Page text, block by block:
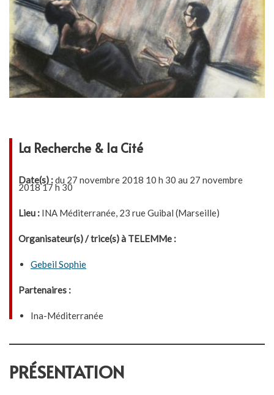
La Recherche & la Cité
Date(s) :du 27 novembre 2018 10 h 30 au 27 novembre
2018 17 h 30
Lieu : INA Méditerranée, 23 rue Guibal (Marseille)
Organisateur(s) / trice(s) à TELEMMe :
Gebeil Sophie
Partenaires :
Ina-Méditerranée
PRÉSENTATION